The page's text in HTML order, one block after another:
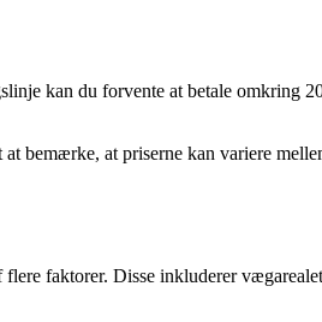
kan du forvente at betale omkring
bemærke, at priserne kan variere
faktorer. Disse inkluderer